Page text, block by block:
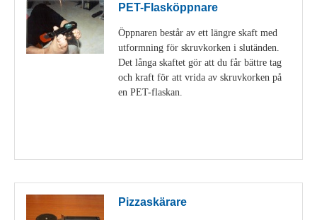
PET-Flasköppnare
Öppnaren består av ett längre skaft med
utformning för skruvkorken i slutänden.
Det långa skaftet gör att du får bättre tag
och kraft för att vrida av skruvkorken på
en PET-flaskan.
Pizzaskärare